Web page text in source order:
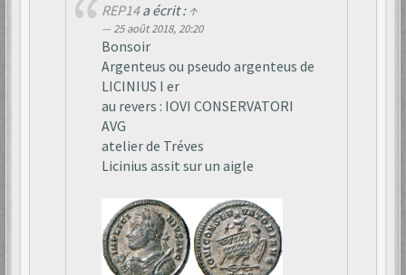
REP14a écrit : ↑
25 août 2018, 20:20
Bonsoir
Argenteus ou pseudo argenteus de
LICINIUS I er
au revers : IOVI CONSERVATORI
AVG
atelier de Tréves
Licinius assit sur un aigle